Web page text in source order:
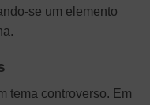
se um elemento
tema controverso. Em